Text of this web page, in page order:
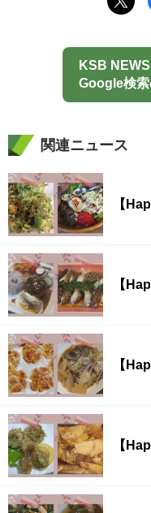
KSB
Google検
関連ニュース
【
【
【
【